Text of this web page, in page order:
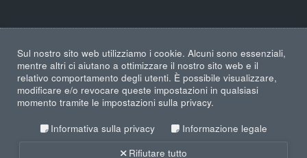
Sul nostro sito web utilizziamo i cookie. Alcuni sono essenziali,
mentre altri ci aiutano a ottimizzare il nostro sito web e il
relativo comportamento degli utenti. È possibile visualizzare,
modificare e/o revocare queste impostazioni in qualsiasi
momento tramite le impostazioni sulla privacy.
Informativa sulla privacy
Informazione legale
Rifiutare tutto